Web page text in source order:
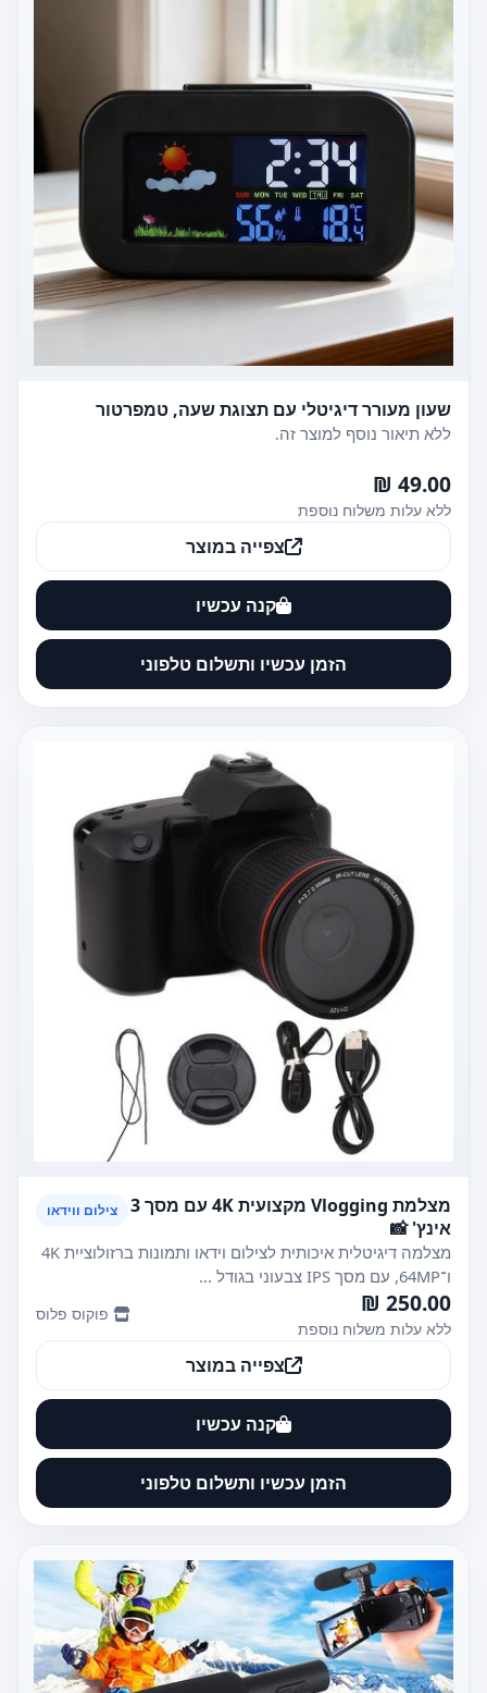
שעון מעורר דיגיטלי עם תצוגת שעה, טמפרטור
ללא תיאור נוסף למוצר זה.
49.00 ₪
ללא עלות משלוח נוספת
צפייה במוצר
קנה עכשיו
הזמן עכשיו ותשלום טלפוני
מצלמת Vlogging מקצועית 4K עם מסך 3
אינץ' 📸
צילום ווידאו
מצלמה דיגיטלית איכותית לצילום וידאו ותמונות ברזולוציית 4K
ו־64MP, עם מסך IPS צבעוני בגודל ...
250.00 ₪
ללא עלות משלוח נוספת
פוקוס פלוס
צפייה במוצר
קנה עכשיו
הזמן עכשיו ותשלום טלפוני